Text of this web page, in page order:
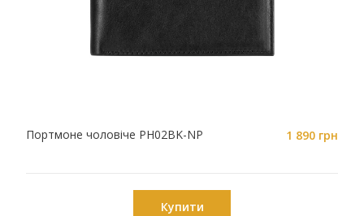
Портмоне чоловіче PH02BK-NP 1 890 грн
Купити